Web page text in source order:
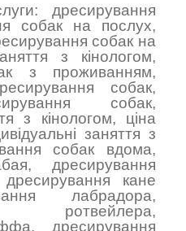
дресирування
собак на послух,
собак на
з кінологом,
з проживанням,
собак,
собак,
з кінологом, ціна
заняття з
собак вдома,
,дресирування
дресирування кане
лабрадора,
ротвейлера,
,дресирування